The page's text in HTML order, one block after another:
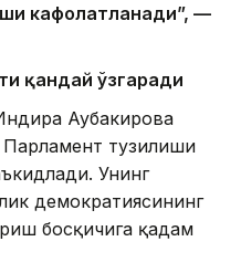
кафолатланади”, —
қандай ўзгаради
Аубакирова
Парламент тузилиши
Унинг
демократиясининг
босқичига қадам